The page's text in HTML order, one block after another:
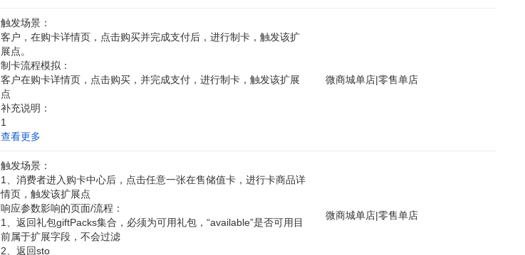
触发场景：
客户，在购卡详情页，点击购买并完成支付后，进行制卡，触发该扩
展点。
制卡流程模拟：
客户在购卡详情页，点击购买，并完成支付，进行制卡，触发该扩展
点
补充说明：
1
查看更多
微商城单店|零售单店
触发场景：
1、消费者进入购卡中心后，点击任意一张在售储值卡，进行卡商品详
情页，触发该扩展点
响应参数影响的页面/流程：
1、返回礼包giftPacks集合，必须为可用礼包，“available”是否可用目
前属于扩展字段，不会过滤
2、返回sto
微商城单店|零售单店